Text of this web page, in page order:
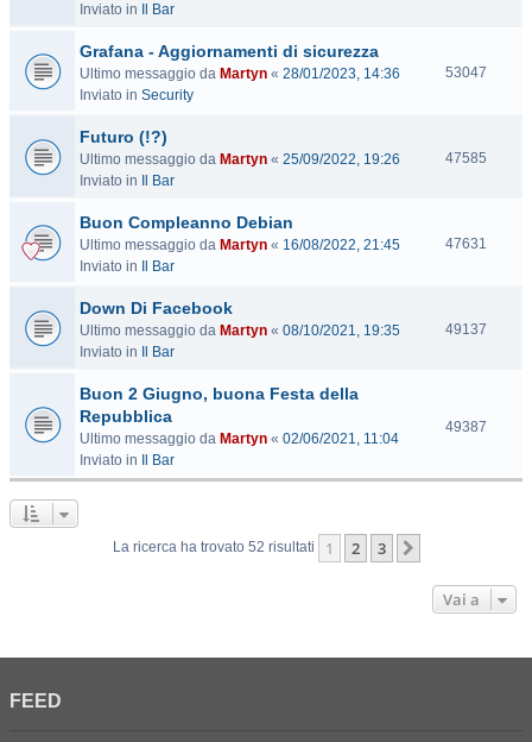
Inviato in
Il Bar
Grafana - Aggiornamenti di sicurezza
Ultimo messaggio da Martyn « 28/01/2023, 14:36
Inviato in Security
53047V
t
Futuro (!?)
Ultimo messaggio da Martyn « 25/09/2022, 19:26
Inviato in
Il Bar
47585V
Buon Compleanno Debian
Ultimo messaggio da Martyn « 16/08/2022, 21:45
Inviato in
Il Bar
47631
t
Down Di Facebook
Ultimo messaggio da Martyn « 08/10/2021, 19:35
Inviato in
Il Bar
49137V
Buon 2 Giugno, buona Festa della
Repubblica
Ultimo messaggio da Martyn « 02/06/2021, 11:04
Inviato in
Il Bar
49387V
La ricerca ha trovato 52 risultati
1 2 3
Vai a
FEED